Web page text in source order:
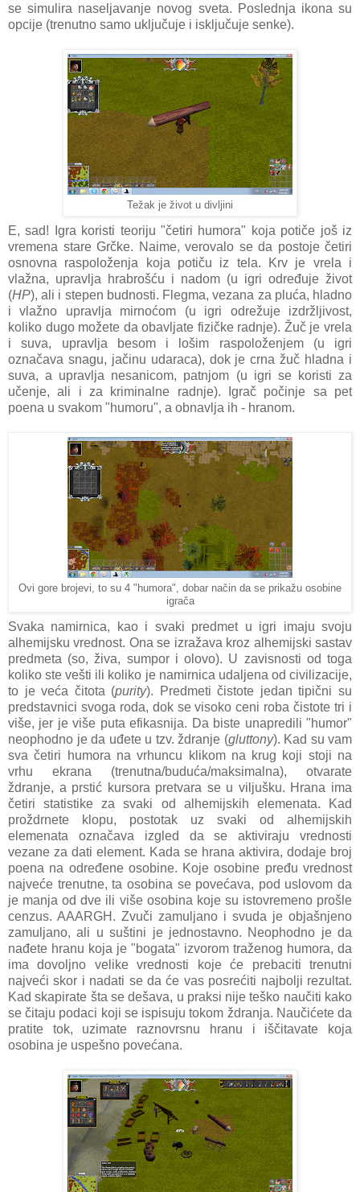
se simulira naseljavanje novog sveta. Poslednja ikona su
opcije (trenutno samo uključuje i isključuje senke).
Težak je život u divljini
E, sad! Igra koristi teoriju "četiri humora" koja potiče još iz
vremena stare Grčke. Naime, verovalo se da postoje četiri
osnovna raspoloženja koja potiču iz tela. Krv je vrela i
vlažna, upravlja hrabrošću i nadom (u igri određuje život
(HP), ali i stepen budnosti. Flegma, vezana za pluća, hladno
i vlažno upravlja mirnoćom (u igri odrežuje izdržljivost,
koliko dugo možete da obavljate fizičke radnje). Žuč je vrela
i suva, upravlja besom i lošim raspoloženjem (u igri
označava snagu, jačinu udaraca), dok je crna žuč hladna i
suva, a upravlja nesanicom, patnjom (u igri se koristi za
učenje, ali i za kriminalne radnje). Igrač počinje sa pet
poena u svakom "humoru", a obnavlja ih - hranom.
Ovi gore brojevi, to su 4 "humora", dobar način da se prikažu osobine
igrača
Svaka namirnica, kao i svaki predmet u igri imaju svoju
alhemijsku vrednost. Ona se izražava kroz alhemijski sastav
predmeta (so, živa, sumpor i olovo). U zavisnosti od toga
koliko ste vešti ili koliko je namirnica udaljena od civilizacije,
to je veća čitota (purity). Predmeti čistote jedan tipični su
predstavnici svoga roda, dok se visoko ceni roba čistote tri i
više, jer je više puta efikasnija. Da biste unapredili "humor"
neophodno je da uđete u tzv. ždranje (gluttony). Kad su vam
sva četiri humora na vrhuncu klikom na krug koji stoji na
vrhu ekrana (trenutna/buduća/maksimalna), otvarate
ždranje, a prstić kursora pretvara se u viljušku. Hrana ima
četiri statistike za svaki od alhemijskih elemenata. Kad
proždrnete klopu, postotak uz svaki od alhemijskih
elemenata označava izgled da se aktiviraju vrednosti
vezane za dati element. Kada se hrana aktivira, dodaje broj
poena na određene osobine. Koje osobine pređu vrednost
najveće trenutne, ta osobina se povećava, pod uslovom da
je manja od dve ili više osobina koje su istovremeno prošle
cenzus. AAARGH. Zvuči zamuljano i svuda je objašnjeno
zamuljano, ali u suštini je jednostavno. Neophodno je da
nađete hranu koja je "bogata" izvorom traženog humora, da
ima dovoljno velike vrednosti koje će prebaciti trenutni
najveći skor i nadati se da će vas posrećiti najbolji rezultat.
Kad skapirate šta se dešava, u praksi nije teško naučiti kako
se čitaju podaci koji se ispisuju tokom ždranja. Naučićete da
pratite tok, uzimate raznovrsnu hranu i iščitavate koja
osobina je uspešno povećana.